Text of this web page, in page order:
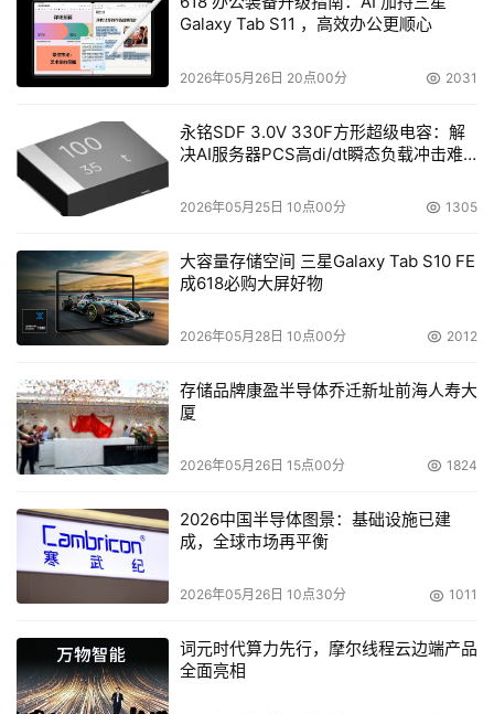
Galaxy Tab S11 ，高效办公更顺心
2026年05月26日 20点00分 2031
永铭SDF 3.0V 330F方形超级电容：解
决AI服务器PCS高di/dt瞬态负载冲击难
2026年05月25日 10点00分 1305
大容量存储空间 三星Galaxy Tab S10 FE
成618必购大屏好物
2026年05月28日 10点00分 2012
存储品牌康盈半导体乔迁新址前海人寿大
厦
2026年05月26日 15点00分 1824
2026中国半导体图景：基础设施已建
成，全球市场再平衡
2026年05月26日 10点30分 1011
词元时代算力先行，摩尔线程云边端产品
全面亮相